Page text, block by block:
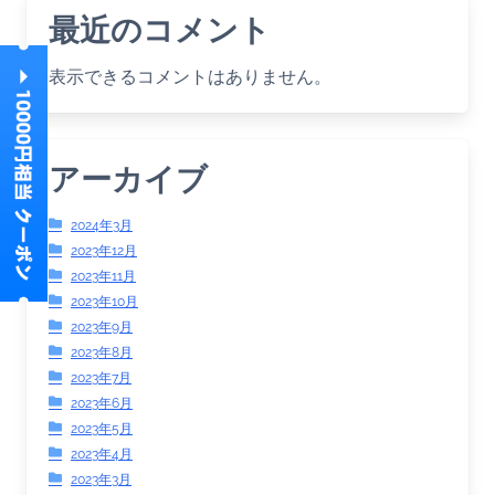
最近のコメント
表示できるコメントはありません。
アーカイブ
2024年3月
2023年12月
2023年11月
2023年10月
2023年9月
2023年8月
2023年7月
2023年6月
2023年5月
2023年4月
2023年3月